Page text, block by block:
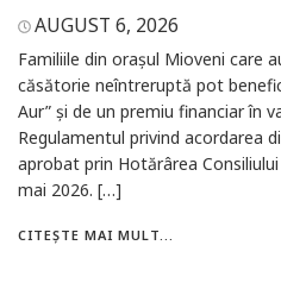
AUGUST 6, 2026
Familiile din orașul Mioveni care
căsătorie neîntreruptă pot
Aur” și de un premiu financiar în
Regulamentul privind acordarea
aprobat prin Hotărârea
mai 2026. […]
CITEȘTE MAI MULT...